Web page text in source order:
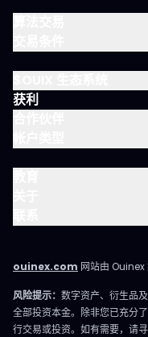
获利
ouinex.com 网站由 Ouinex
风险提示： 数字资产、衍生品
全部投资本金。除非您已充分
行交易或投资。如有需要，请